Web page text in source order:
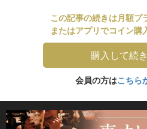
この記事の続きは月額プ
またはアプリでコイン購
購入して続
会員の方はこちら